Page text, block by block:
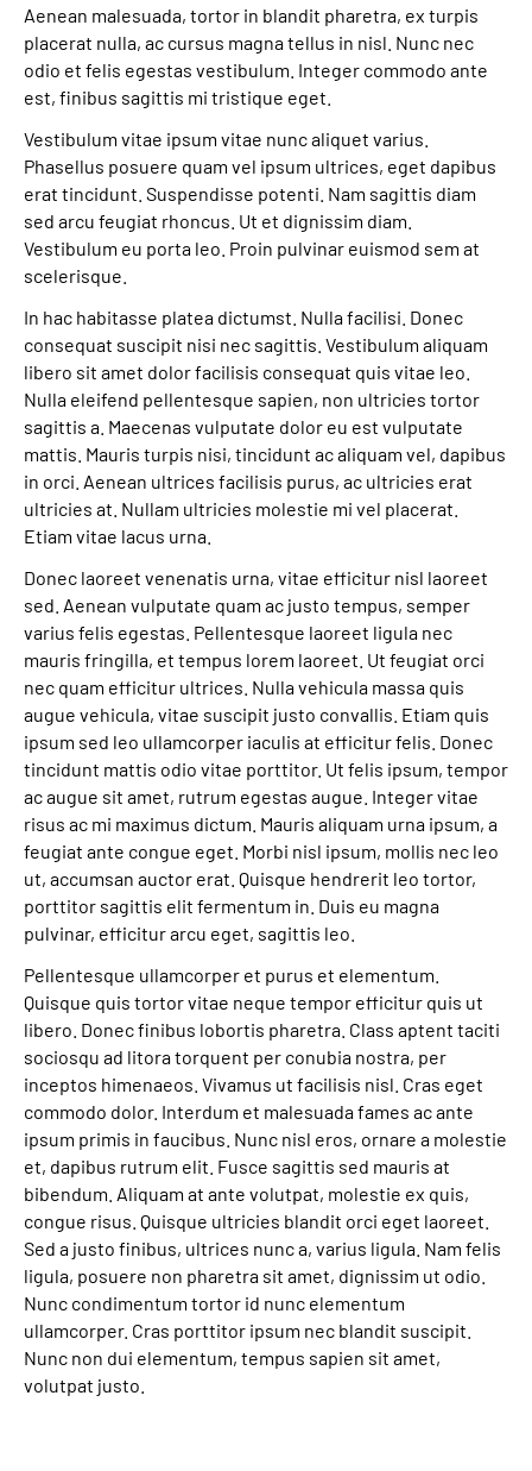
Login
Aenean malesuada, tortor in blandit pharetra, ex turpis
placerat nulla, ac cursus magna tellus in nisl. Nunc nec
odio et felis egestas vestibulum. Integer commodo ante
est, finibus sagittis mi tristique eget.
Vestibulum vitae ipsum vitae nunc aliquet varius.
Phasellus posuere quam vel ipsum ultrices, eget dapibus
erat tincidunt. Suspendisse potenti. Nam sagittis diam
sed arcu feugiat rhoncus. Ut et dignissim diam.
Vestibulum eu porta leo. Proin pulvinar euismod sem at
scelerisque.
In hac habitasse platea dictumst. Nulla facilisi. Donec
consequat suscipit nisi nec sagittis. Vestibulum aliquam
libero sit amet dolor facilisis consequat quis vitae leo.
Nulla eleifend pellentesque sapien, non ultricies tortor
sagittis a. Maecenas vulputate dolor eu est vulputate
mattis. Mauris turpis nisi, tincidunt ac aliquam vel, dapibus
in orci. Aenean ultrices facilisis purus, ac ultricies erat
ultricies at. Nullam ultricies molestie mi vel placerat.
Etiam vitae lacus urna.
Donec laoreet venenatis urna, vitae efficitur nisl laoreet
sed. Aenean vulputate quam ac justo tempus, semper
varius felis egestas. Pellentesque laoreet ligula nec
mauris fringilla, et tempus lorem laoreet. Ut feugiat orci
nec quam efficitur ultrices. Nulla vehicula massa quis
augue vehicula, vitae suscipit justo convallis. Etiam quis
ipsum sed leo ullamcorper iaculis at efficitur felis. Donec
tincidunt mattis odio vitae porttitor. Ut felis ipsum, tempor
ac augue sit amet, rutrum egestas augue. Integer vitae
risus ac mi maximus dictum. Mauris aliquam urna ipsum, a
feugiat ante congue eget. Morbi nisl ipsum, mollis nec leo
ut, accumsan auctor erat. Quisque hendrerit leo tortor,
porttitor sagittis elit fermentum in. Duis eu magna
pulvinar, efficitur arcu eget, sagittis leo.
Pellentesque ullamcorper et purus et elementum.
Quisque quis tortor vitae neque tempor efficitur quis ut
libero. Donec finibus lobortis pharetra. Class aptent taciti
sociosqu ad litora torquent per conubia nostra, per
inceptos himenaeos. Vivamus ut facilisis nisl. Cras eget
commodo dolor. Interdum et malesuada fames ac ante
ipsum primis in faucibus. Nunc nisl eros, ornare a molestie
et, dapibus rutrum elit. Fusce sagittis sed mauris at
bibendum. Aliquam at ante volutpat, molestie ex quis,
congue risus. Quisque ultricies blandit orci eget laoreet.
Sed a justo finibus, ultrices nunc a, varius ligula. Nam felis
ligula, posuere non pharetra sit amet, dignissim ut odio.
Nunc condimentum tortor id nunc elementum
ullamcorper. Cras porttitor ipsum nec blandit suscipit.
Nunc non dui elementum, tempus sapien sit amet,
volutpat justo.